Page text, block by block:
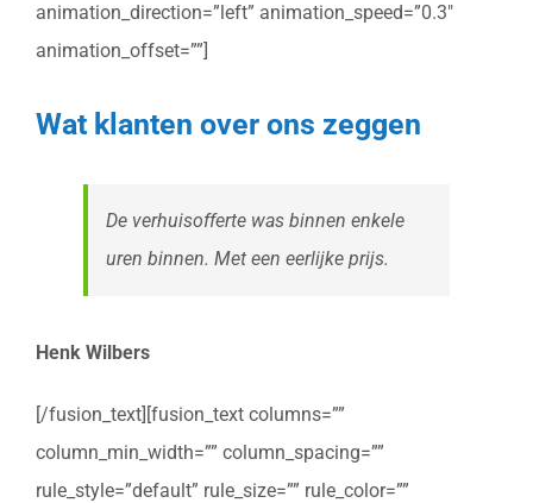
animation_direction=”left” animation_speed=”0.3″
animation_offset=””]
Wat klanten over ons zeggen
De verhuisofferte was binnen enkele
uren binnen. Met een eerlijke prijs.
Henk Wilbers
[/fusion_text][fusion_text columns=””
column_min_width=”” column_spacing=””
rule_style=”default” rule_size=”” rule_color=””